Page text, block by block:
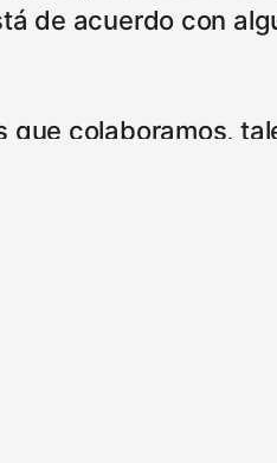
de acuerdo con
que colaboramos,